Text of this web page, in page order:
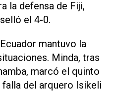
la defensa de Fiji,
el 4-0.
mantuvo la
Minda, tras
marcó el quinto
del arquero Isikeli